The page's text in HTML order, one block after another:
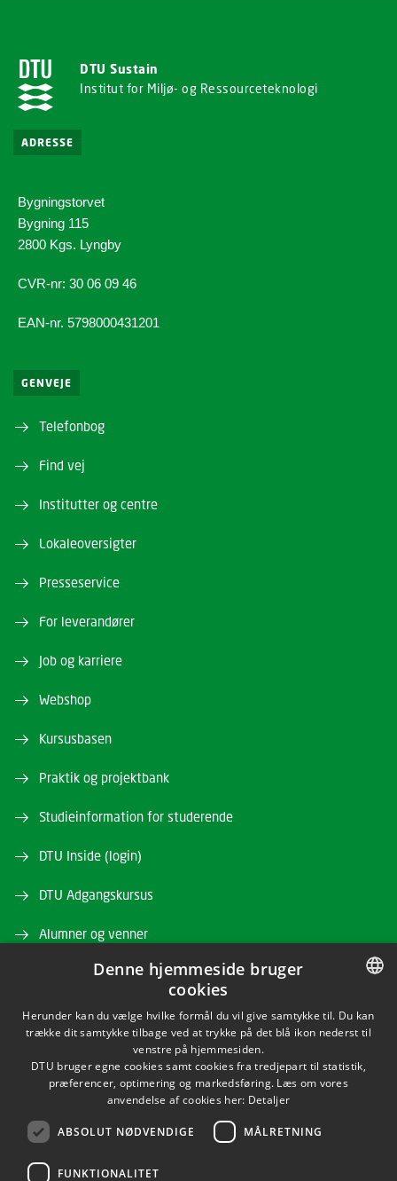
DTU Sustain
Institut for Miljø- og Ressourceteknologi
ADRESSE
Bygningstorvet
Bygning 115
2800 Kgs. Lyngby
CVR-nr: 30 06 09 46
EAN-nr. 5798000431201
GENVEJE
Telefonbog
Find vej
Institutter og centre
Lokaleoversigter
Presseservice
For leverandører
Job og karriere
Webshop
Kursusbasen
Praktik og projektbank
Studieinformation for studerende
DTU Inside (login)
DTU Adgangskursus
Alumner og venner
DTU Bibliotek
DTU Orbit
LINKEDIN
DANISH
ENGLISH
Denne hjemmeside bruger
cookies
Herunder kan du vælge hvilke formål du vil give samtykke til. Du kan
trække dit samtykke tilbage ved at trykke på det blå ikon nederst til
venstre på hjemmesiden.
DTU bruger egne cookies samt cookies fra tredjepart til statistik,
præferencer, optimering og markedsføring. Læs om vores
anvendelse af cookies her: Detaljer
ABSOLUT NØDVENDIGE MÅLRETNING
FUNKTIONALITET